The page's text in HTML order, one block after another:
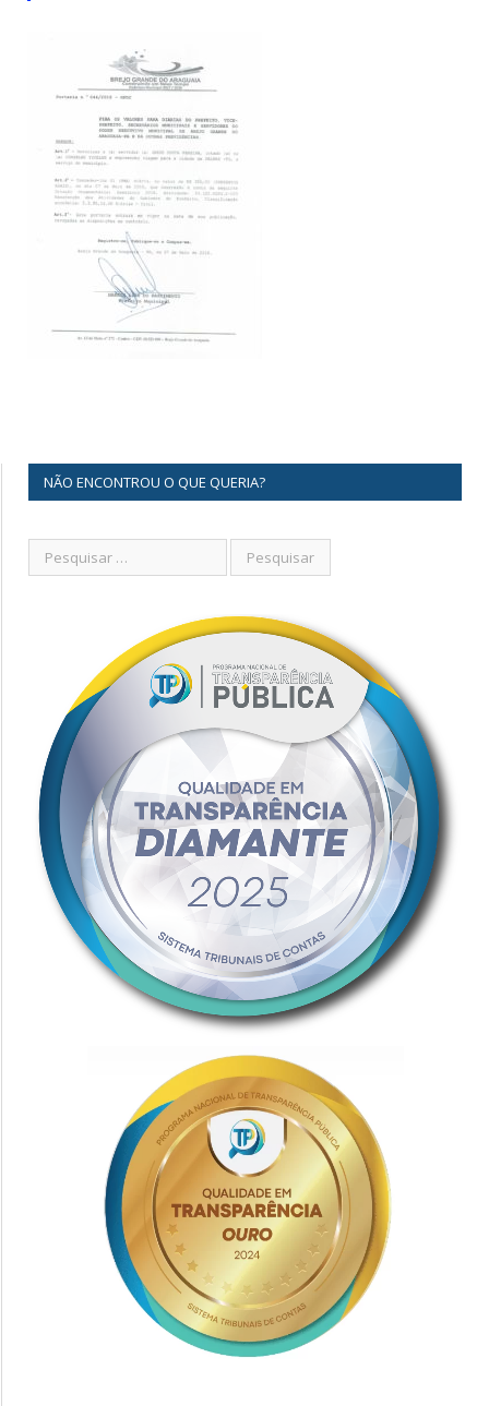
NÃO ENCONTROU O QUE QUERIA?